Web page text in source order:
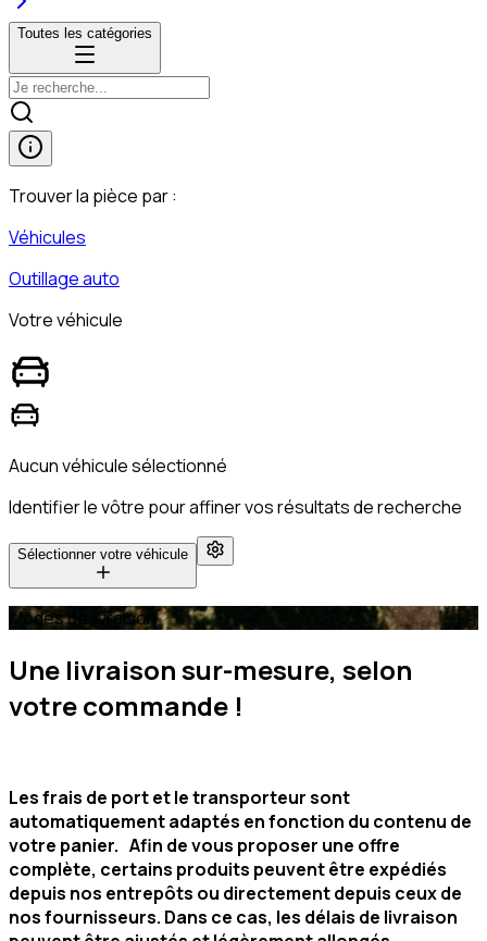
Toutes les catégories
Trouver la pièce par :
Véhicules
Outillage auto
Votre véhicule
Aucun véhicule sélectionné
Identifier le vôtre pour affiner vos résultats de recherche
Sélectionner votre véhicule
Modes de livraison
Une livraison sur-mesure, selon
votre commande !
Les frais de port et le transporteur sont
automatiquement adaptés en fonction du contenu de
votre panier. Afin de vous proposer une offre
complète, certains produits peuvent être expédiés
depuis nos entrepôts ou directement depuis ceux de
nos fournisseurs. Dans ce cas, les délais de livraison